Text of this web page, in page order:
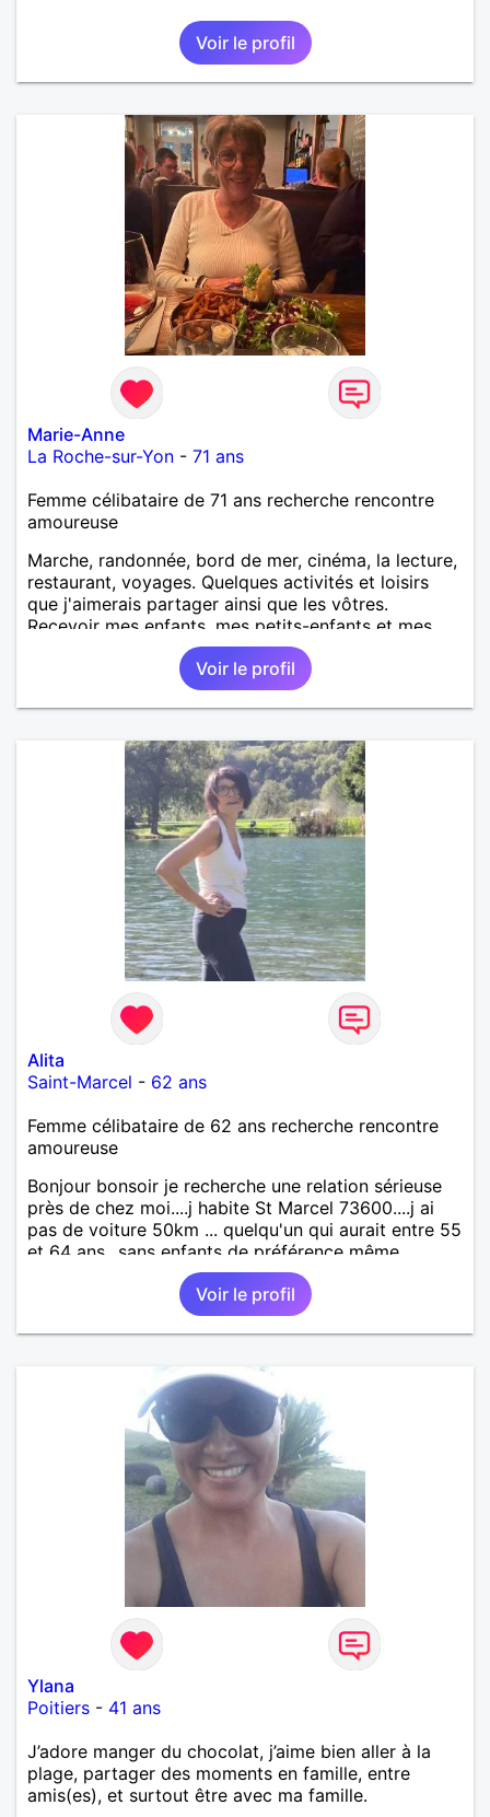
Voir le profil
Marie-Anne
La Roche-sur-Yon - 71 ans
Femme célibataire de 71 ans recherche rencontre
amoureuse
Marche, randonnée, bord de mer, cinéma, la lecture,
restaurant, voyages. Quelques activités et loisirs
que j'aimerais partager ainsi que les vôtres.
Recevoir mes enfants, mes petits-enfants et mes
amis. Bénévolat auprès des enfants à l’école, pour le
cinéma indépendant... Se rencontrer, être à l’écoute,
échanger avec une personne de confiance, pour une
vie de partage, de tendresse. Les voyages et où
dehors des sentiers battus me raviraient. Je
m'engage à répondre à votre message. Au plaisir de
Voir le profil
Alita
Saint-Marcel - 62 ans
Femme célibataire de 62 ans recherche rencontre
amoureuse
Bonjour bonsoir je recherche une relation sérieuse
près de chez moi....j habite St Marcel 73600....j ai
pas de voiture 50km ... quelqu'un qui aurait entre 55
et 64 ans...sans enfants de préférence même
adultes et qui n aurait garder aucun contact avec
une où plusieurs ex...si vous correspondez à ma
recherche ecrivez moi je vous répondrai...
Voir le profil
Ylana
Poitiers - 41 ans
J’adore manger du chocolat, j’aime bien aller à la
plage, partager des moments en famille, entre
amis(es), et surtout être avec ma famille.